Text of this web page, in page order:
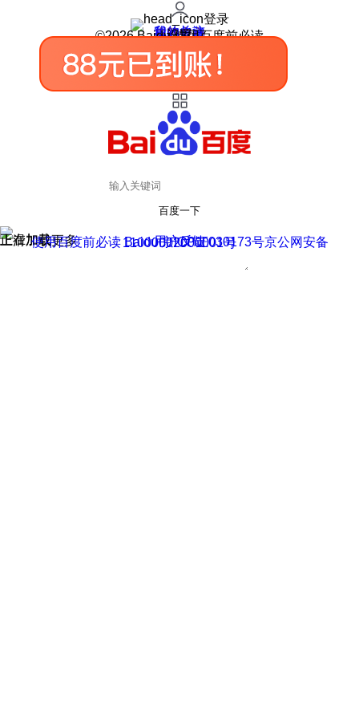
登录
我的关注
我的收藏
皮肤中心
用户反馈
设置
©2026 Baidu 使用百度前必读
百度一下
正在加载
上滑加载更多 用户反馈
使用百度前必读 Baidu 京ICP证030173号
京公网安备11000002000001号